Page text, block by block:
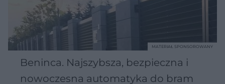
Beninca. Najszybsza, bezpieczna i
nowoczesna automatyka do bram
MATERIAŁ SPONSOROWANY